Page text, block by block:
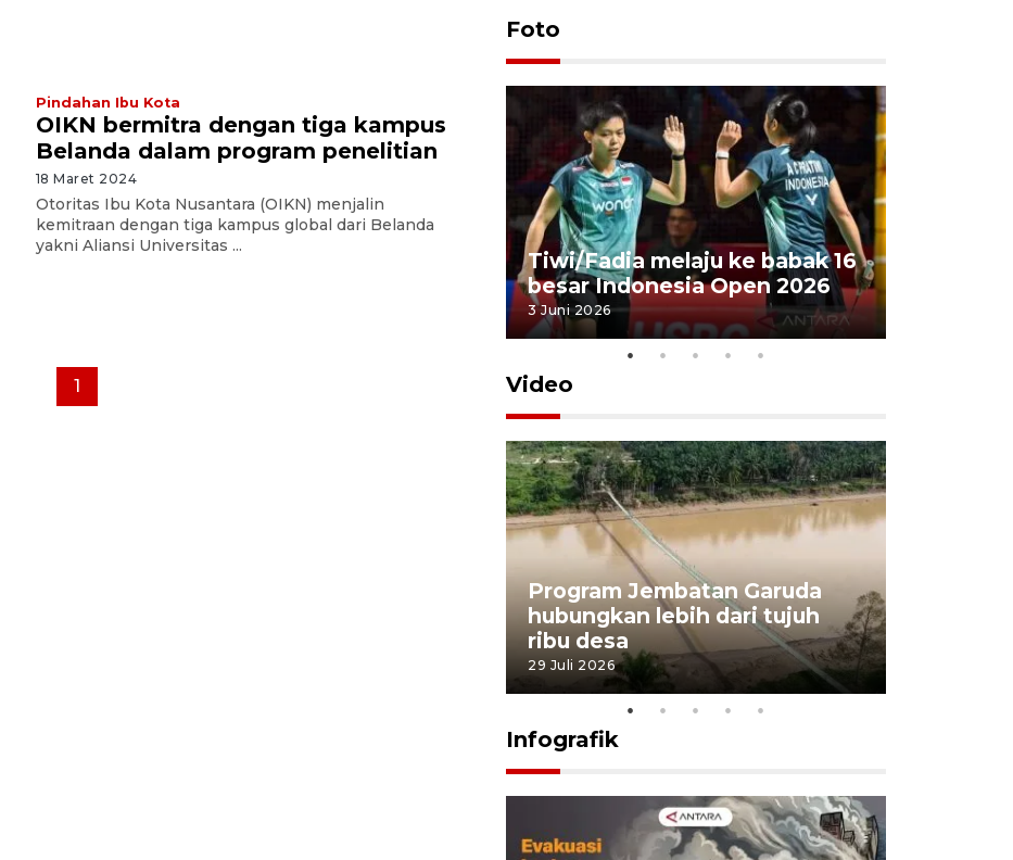
Pindahan Ibu Kota
OIKN bermitra dengan tiga kampus
Belanda dalam program penelitian
18 Maret 2024
Otoritas Ibu Kota Nusantara (OIKN) menjalin
kemitraan dengan tiga kampus global dari Belanda
yakni Aliansi Universitas ...
1
Foto
Lebaran Betawi 2026, ajang
silaturahim masyarakat dan
Tiwi/Fadia melaju ke babak 16
besar Indonesia Open 2026
3 Juni 2026
Video
Program Jembatan Garuda
hubungkan lebih dari tujuh
ribu desa
29 Juli 2026
Infografik